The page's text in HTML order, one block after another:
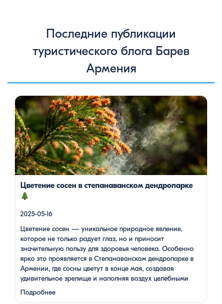
Последние публикации
туристического блога Барев
Армения
Цветение сосен — уникальное природное явление, которое
не только радует глаз, но и приносит значительную пользу
для здоровья человека. Особенно ярко это проявляется в
Степанаванском дендропарке в Армении, где сосны цветут в
конце мая, создавая удивительное зрелище и наполняя
воздух целебными веществами.Степанаванский
дендропарк: жемчужина Лорийской области
Степанаванский дендропарк, также известный как «Сочут»
Цветение сосен в степанаванском дендропарке
2025-05-16
Цветение сосен — уникальное природное явление,
которое не только радует глаз, но и приносит
значительную пользу для здоровья человека. Особенно
ярко это проявляется в Степанаванском дендропарке в
Армении, где сосны цветут в конце мая, создавая
удивительное зрелище и наполняя воздух целебными
веществами.
Лорийской области Степанаванский дендропарк, также
Подробнее